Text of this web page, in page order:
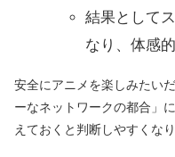
結果として
なり、体感
安全にアニメを楽しみたい
ーなネットワークの都合」
えておくと判断しやすくなり